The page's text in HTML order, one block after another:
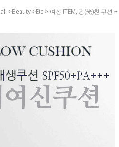
>beauty >etc > 여신 ITEM, 광(光)친 쿠션